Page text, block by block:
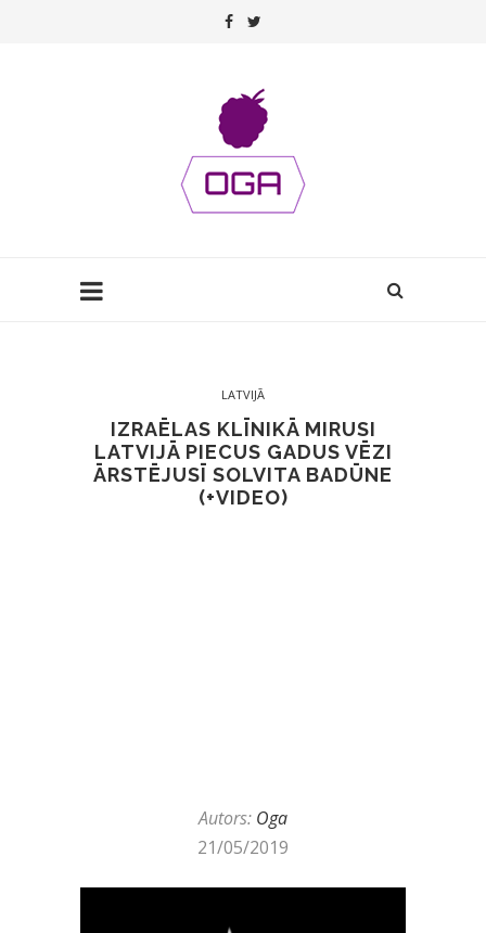
LATVIJĀ
IZRAĒLAS KLĪNIKĀ MIRUSI
LATVIJĀ PIECUS GADUS VĒZI
ĀRSTĒJUSĪ SOLVITA BADŪNE
(+VIDEO)
Autors: Oga
21/05/2019